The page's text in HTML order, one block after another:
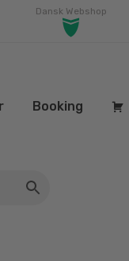
Dansk Webshop
Booking